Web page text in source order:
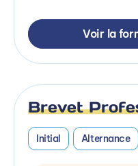
Voir la
Brevet
Initial Alternance